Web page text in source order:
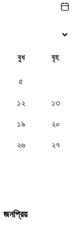
বুধ বৃহ
৫
১২ ১৩
১৯ ২০
২৬ ২৭
জনপ্রিয়